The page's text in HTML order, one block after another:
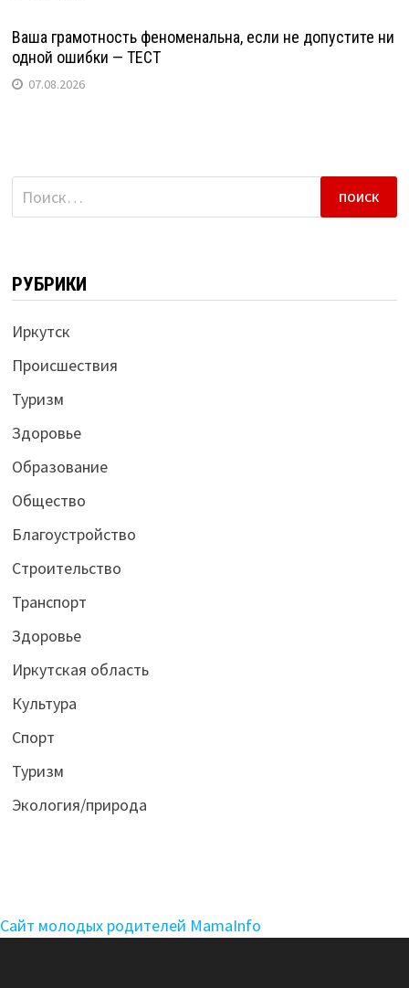
Ваша грамотность феноменальна, если не допустите ни
одной ошибки — ТЕСТ
07.08.2026
Найти:
РУБРИКИ
Иркутск
Происшествия
Туризм
Здоровье
Образование
Общество
Благоустройство
Строительство
Транспорт
Здоровье
Иркутская область
Культура
Спорт
Туризм
Экология/природа
Сайт молодых родителей MamaInfo